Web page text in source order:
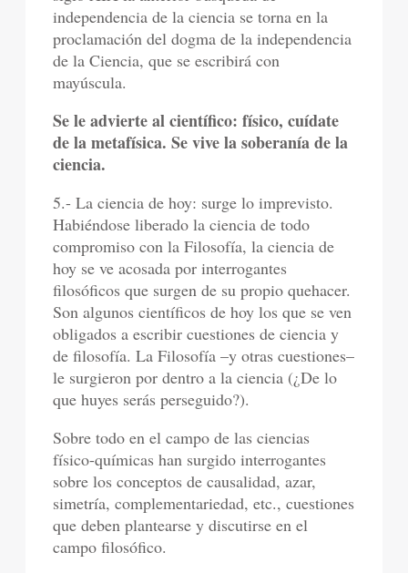
independencia de la ciencia se torna en la
proclamación del dogma de la independencia
de la Ciencia, que se escribirá con
mayúscula.
Se le advierte al científico: físico, cuídate
de la metafísica. Se vive la soberanía de la
ciencia.
5.- La ciencia de hoy: surge lo imprevisto.
Habiéndose liberado la ciencia de todo
compromiso con la Filosofía, la ciencia de
hoy se ve acosada por interrogantes
filosóficos que surgen de su propio quehacer.
Son algunos científicos de hoy los que se ven
obligados a escribir cuestiones de ciencia y
de filosofía. La Filosofía –y otras cuestiones–
le surgieron por dentro a la ciencia (¿De lo
que huyes serás perseguido?).
Sobre todo en el campo de las ciencias
físico-químicas han surgido interrogantes
sobre los conceptos de causalidad, azar,
simetría, complementariedad, etc., cuestiones
que deben plantearse y discutirse en el
campo filosófico.